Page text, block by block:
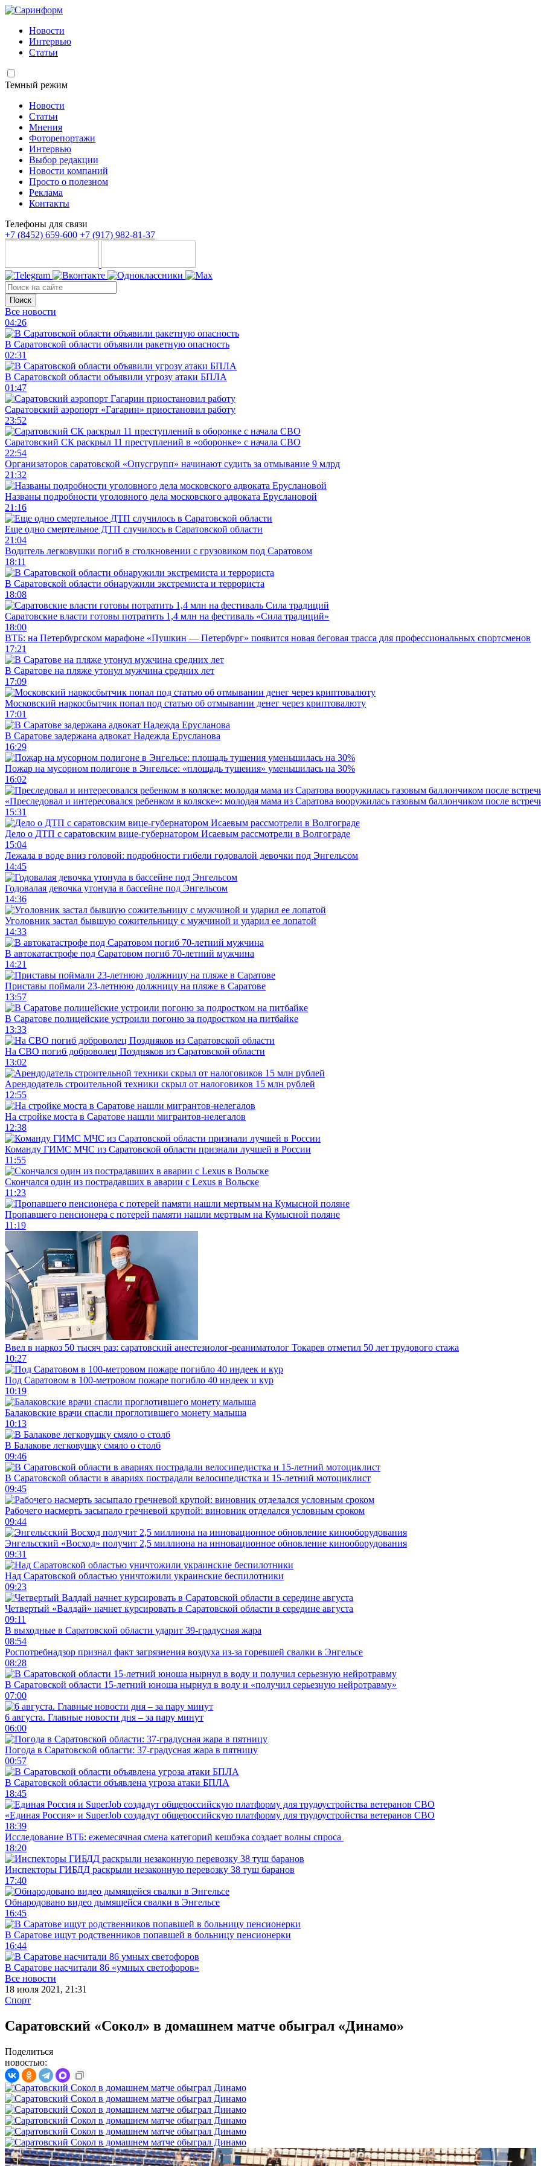
Новости
Интервью
Статьи
Темный режим
Новости
Статьи
Мнения
Фоторепортажи
Интервью
Выбор редакции
Новости компаний
Просто о полезном
Реклама
Контакты
Телефоны для связи
+7 (8452) 659-600 +7 (917) 982-81-37
Поиск
Все новости
04:26
В Саратовской области объявили ракетную опасность
02:31
В Саратовской области объявили угрозу атаки БПЛА
01:47
Саратовский аэропорт «Гагарин» приостановил работу
23:52
Саратовский СК раскрыл 11 преступлений в «оборонке» с начала СВО
22:54
Организаторов саратовской «Опусгрупп» начинают судить за отмывание 9 млрд
21:32
Названы подробности уголовного дела московского адвоката Еруслановой
21:16
Еще одно смертельное ДТП случилось в Саратовской области
21:04
Водитель легковушки погиб в столкновении с грузовиком под Саратовом
18:11
В Саратовской области обнаружили экстремиста и террориста
18:08
Саратовские власти готовы потратить 1,4 млн на фестиваль «Сила традиций»
18:00
ВТБ: на Петербургском марафоне «Пушкин — Петербург» появится новая беговая трасса для профессиональных спортсменов
17:21
В Саратове на пляже утонул мужчина средних лет
17:09
Московский наркосбытчик попал под статью об отмывании денег через криптовалюту
17:01
В Саратове задержана адвокат Надежда Ерусланова
16:29
Пожар на мусорном полигоне в Энгельсе: «площадь тушения» уменьшилась на 30%
16:02
«Преследовал и интересовался ребенком в коляске»: молодая мама из Саратова вооружилась газовым баллончиком после
15:31
Дело о ДТП с саратовским вице-губернатором Исаевым рассмотрели в Волгограде
15:04
Лежала в воде вниз головой: подробности гибели годовалой девочки под Энгельсом
14:45
Годовалая девочка утонула в бассейне под Энгельсом
14:36
Уголовник застал бывшую сожительницу с мужчиной и ударил ее лопатой
14:33
В автокатастрофе под Саратовом погиб 70-летний мужчина
14:21
Приставы поймали 23-летнюю должницу на пляже в Саратове
13:57
В Саратове полицейские устроили погоню за подростком на питбайке
13:33
На СВО погиб доброволец Поздняков из Саратовской области
13:02
Арендодатель строительной техники скрыл от налоговиков 15 млн рублей
12:55
На стройке моста в Саратове нашли мигрантов-нелегалов
12:38
Команду ГИМС МЧС из Саратовской области признали лучшей в России
11:55
Скончался один из пострадавших в аварии c Lexus в Вольске
11:23
Пропавшего пенсионера с потерей памяти нашли мертвым на Кумысной поляне
11:19
Ввел в наркоз 50 тысяч раз: саратовский анестезиолог-реаниматолог Токарев отметил 50 лет трудового стажа
10:27
Под Саратовом в 100-метровом пожаре погибло 40 индеек и кур
10:19
Балаковские врачи спасли проглотившего монету малыша
10:13
В Балакове легковушку смяло о столб
09:46
В Саратовской области в авариях пострадали велосипедистка и 15-летний мотоциклист
09:45
Рабочего насмерть засыпало гречневой крупой: виновник отделался условным сроком
09:44
Энгельсский «Восход» получит 2,5 миллиона на инновационное обновление кинооборудования
09:31
Над Саратовской областью уничтожили украинские беспилотники
09:23
Четвертый «Валдай» начнет курсировать в Саратовской области в середине августа
09:11
В выходные в Саратовской области ударит 39-градусная жара
08:54
Роспотребнадзор признал факт загрязнения воздуха из-за горевшей свалки в Энгельсе
08:28
В Саратовской области 15-летний юноша нырнул в воду и «получил серьезную нейротравму»
07:00
6 августа. Главные новости дня – за пару минут
06:00
Погода в Саратовской области: 37-градусная жара в пятницу
00:57
В Саратовской области объявлена угроза атаки БПЛА
18:45
«Единая Россия» и SuperJob создадут общероссийскую платформу для трудоустройства ветеранов СВО
18:39
Исследование ВТБ: ежемесячная смена категорий кешбэка создает волны спроса
18:20
Инспекторы ГИБДД раскрыли незаконную перевозку 38 туш баранов
17:40
Обнародовано видео дымящейся свалки в Энгельсе
16:45
В Саратове ищут родственников попавшей в больницу пенсионерки
16:44
В Саратове насчитали 86 «умных светофоров»
Все новости
18 июля 2021, 21:31
Спорт
Саратовский «Сокол» в домашнем матче обыграл «Динамо»
Поделиться
новостью: